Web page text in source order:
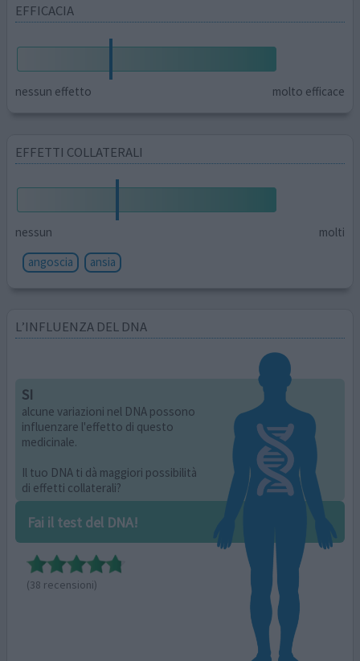
EFFICACIA
nessun effetto molto efficace
EFFETTI COLLATERALI
nessun
molti
angoscia
ansia
L’INFLUENZA DEL DNA
SI
alcune variazioni nel DNA possono
influenzare l'effetto di questo
medicinale.
Il tuo DNA ti dà maggiori possibilità
di effetti collaterali?
Fai il test del DNA!
(38 recensioni)